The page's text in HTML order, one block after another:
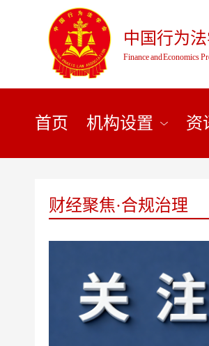
中国行为
Finance and Economics
首页 机构设置 资
财经聚焦·合规治理